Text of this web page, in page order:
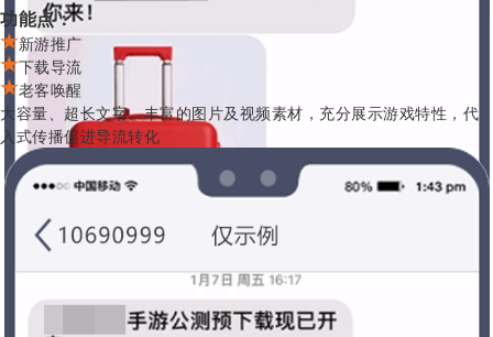
功能点：
新游推广
下载导流
老客唤醒
大容量、超长文字、丰富的图片及视频素材，充分展示游戏特性，代
入式传播促进导流转化
会议活动